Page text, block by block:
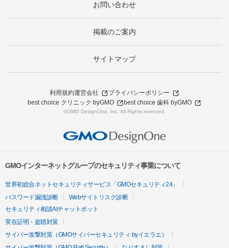
お問い合わせ
掲載のご案内
サイトマップ
利用規約運営会社
プライバシーポリシー
best choice クリニック byGMO
best choice 歯科 byGMO
©GMO DesignOne, Inc. All Rights reserved.
GMOインターネットグループのセキュリティ事業について
世界初総合ネットセキュリティサービス「GMOセキュリティ24」
パスワード漏洩診断
Webサイトリスク診断
セキュリティ相談AIチャットボット
実在証明・盗聴対策
サイバー攻撃対策（GMOサイバーセキュリティ byイエラエ）